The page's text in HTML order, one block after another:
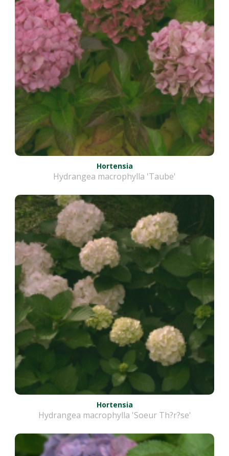
Hortensia
Hydrangea macrophylla 'Taube'
Hortensia
Hydrangea macrophylla 'Soeur Th?r?se'